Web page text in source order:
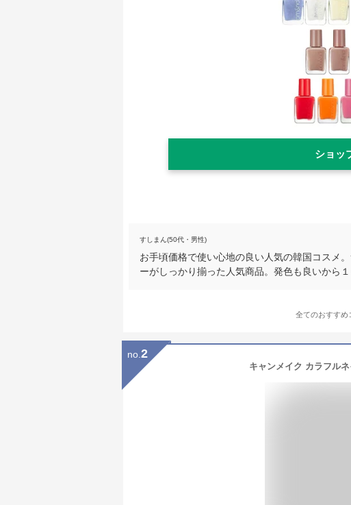
ショッ
すしまん(50代・男性)
お手頃価格で使い心地の良い人気の韓国コスメ
ーがしっかり揃った人気商品。発色も良いから
全てのおすすめ
no. 2
キャンメイク カラフル